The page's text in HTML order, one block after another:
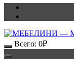
Всего: 0₽